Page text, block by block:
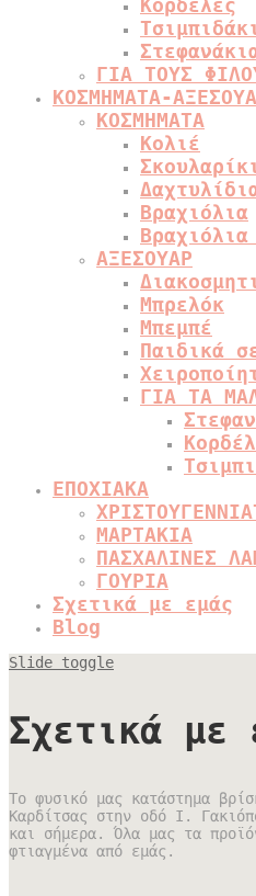
Κορδέλες
ΓΙΑ ΤΟΥΣ
ΚΟΣΜΗΜΑΤΑ-
ΚΟΣΜΗΜΑΤΑ
Κολιέ
Βραχιόλια
ΑΞΕΣΟΥΑΡ
Μπρελόκ
Μπεμπέ
Παιδικά
ΓΙΑ ΤΑ
ΕΠΟΧΙΑΚΑ
ΜΑΡΤΑΚΙΑ
ΠΑΣΧΑΛΙΝΕΣ
ΓΟΥΡΙΑ
Σχετικά με εμάς
Blog
Slide toggle
Σχετικά με
Το φυσικό μας κατάστημα
Καρδίτσας στην οδό Ι.
και σήμερα. Όλα μας τα
φτιαγμένα από εμάς.